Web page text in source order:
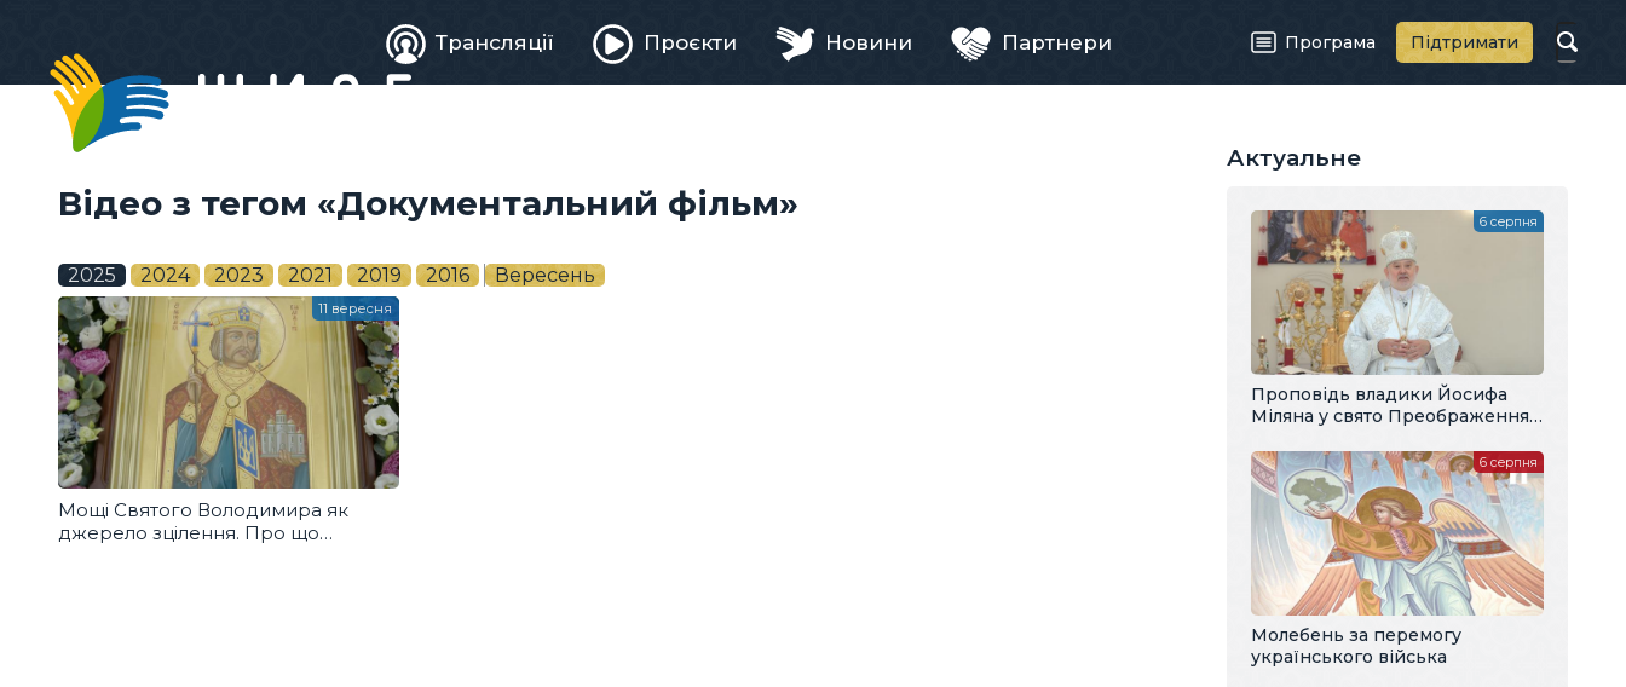
Живе
телебачення
Трансляції Проєкти Новини Партнери Програма Підтримати
Відео з тегом «Документальний фільм»
2025 2024 2023 2021 2019 2016 Вересень
Мощі Святого Володимира як
джерело зцілення. Про що
11 вересня
Актуальне
Проповідь владики Йосифа
Міляна у свято Преображення
6 серпня
Молебень за перемогу
українського війська
6 серпня